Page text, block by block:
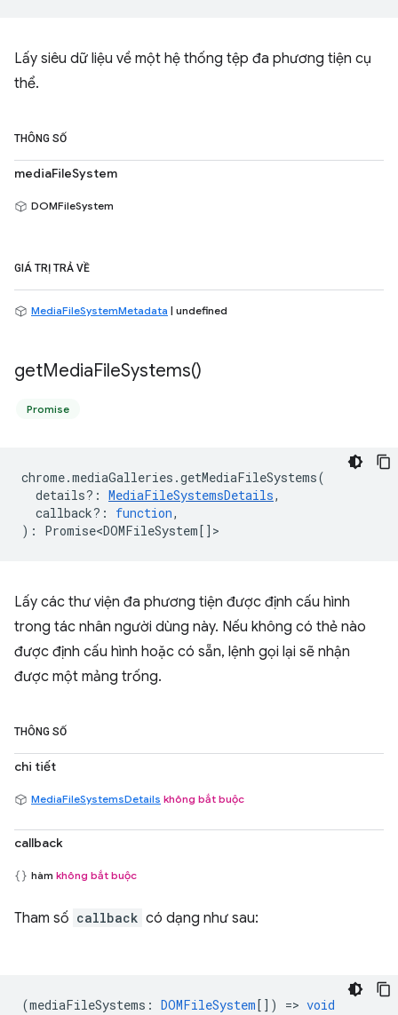
Lấy siêu dữ liệu về một hệ thống tệp đa phương tiện cụ
thể.
THÔNG SỐ
mediaFileSystem
DOMFileSystem
GIÁ TRỊ TRẢ VỀ
MediaFileSystemMetadata | undefined
getMediaFileSystems()
Promise
chrome.mediaGalleries .getMediaFileSystems(
details? : MediaFileSystemsDetails,
callback? : function,
) : Promise<DOMFileSystem[]>
Lấy các thư viện đa phương tiện được định cấu hình
trong tác nhân người dùng này. Nếu không có thẻ nào
được định cấu hình hoặc có sẵn, lệnh gọi lại sẽ nhận
được một mảng trống.
THÔNG SỐ
chi tiết
MediaFileSystemsDetails không bắt buộc
callback
hàm không bắt buộc
Tham số callback có dạng như sau:
(mediaFileSystems : DOMFileSystem[]) => void